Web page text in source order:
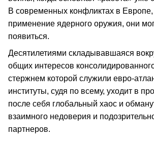
В современных конфликтах в
применение ядерного оружия, они
появиться.
Десятилетиями складывавшаяся
общих интересов
стержнем которой служили евро-
институты, судя по всему, уходит в
после себя глобальный хаос и
взаимного недоверия и
партнеров.